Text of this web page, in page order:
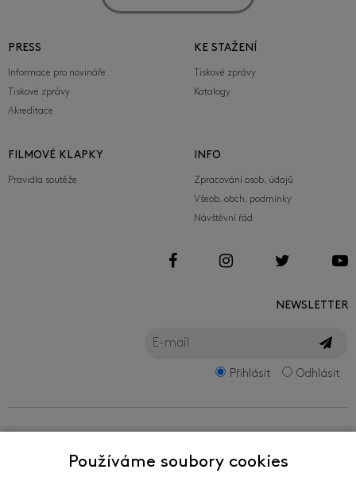
PRESS
Informace pro novináře
Tiskové zprávy
Akreditace
KE STAŽENÍ
Tiskové zprávy
Katalogy
FILMOVÉ KLAPKY
Pravidla soutěže
INFO
Zpracování osob. údajů
Všeob. obch. podmínky
Návštěvní řád
NEWSLETTER
Přihlásit Odhlásit
Zlín Film Festival - mezinárodní festival filmů
Používáme soubory cookies